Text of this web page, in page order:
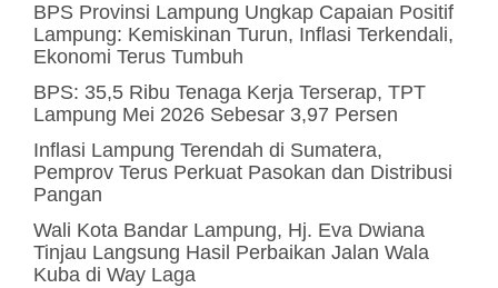
BPS Provinsi Lampung Ungkap Capaian Positif
Lampung: Kemiskinan Turun, Inflasi Terkendali,
Ekonomi Terus Tumbuh
BPS: 35,5 Ribu Tenaga Kerja Terserap, TPT
Lampung Mei 2026 Sebesar 3,97 Persen
Inflasi Lampung Terendah di Sumatera,
Pemprov Terus Perkuat Pasokan dan Distribusi
Pangan
Wali Kota Bandar Lampung, Hj. Eva Dwiana
Tinjau Langsung Hasil Perbaikan Jalan Wala
Kuba di Way Laga